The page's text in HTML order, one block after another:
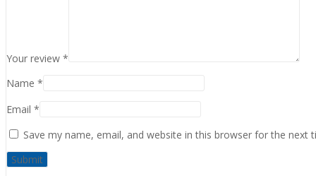
Your review *
Name *
Email *
Save my name, email, and website in this browser for the next